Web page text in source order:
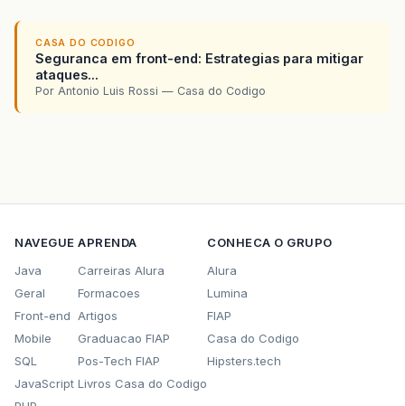
CASA DO CODIGO
Seguranca em front-end: Estrategias para mitigar
ataques...
Por Antonio Luis Rossi — Casa do Codigo
NAVEGUE
Java
Geral
Front-end
Mobile
SQL
JavaScript
APRENDA
Carreiras Alura
Formacoes
Artigos
Graduacao FIAP
Pos-Tech FIAP
Livros Casa do Codigo
CONHECA O GRUPO
Alura
Lumina
FIAP
Casa do Codigo
Hipsters.tech